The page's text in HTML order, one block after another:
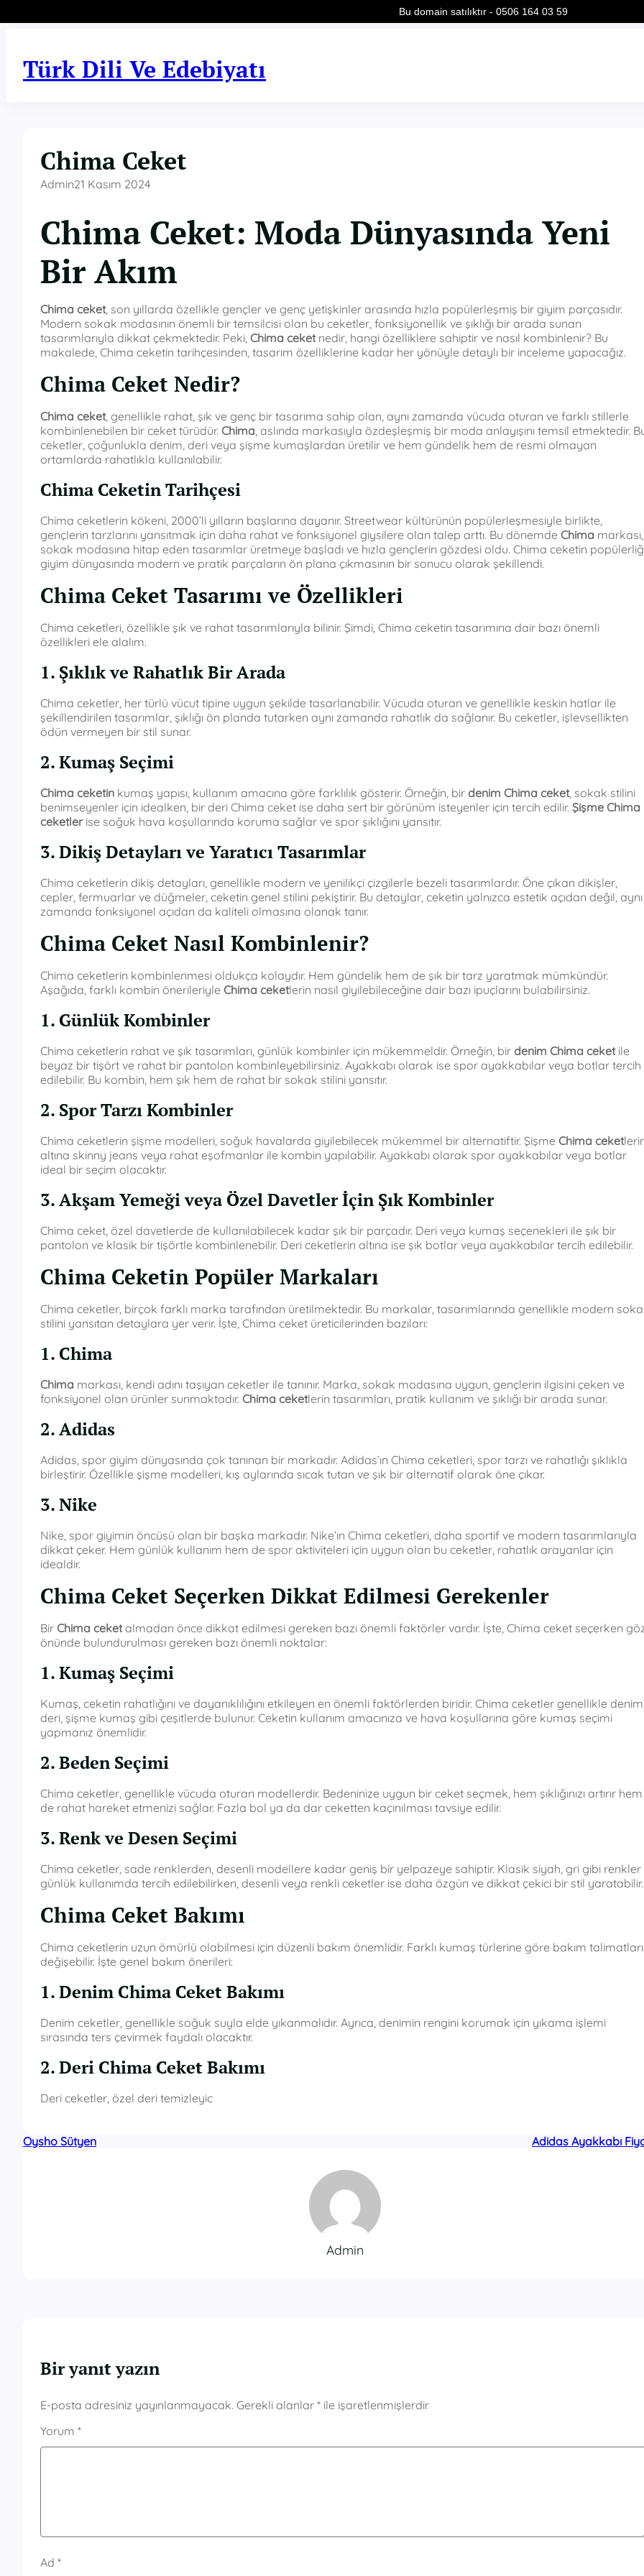
Türk Dili Ve Edebiyatı
Chima Ceket
Admin21 Kasım 2024
Chima Ceket: Moda Dünyasında Yeni
Bir Akım
Chima ceket, son yıllarda özellikle gençler ve genç yetişkinler arasında hızla popülerleşmiş bir giyim parçasıdır.
Modern sokak modasının önemli bir temsilcisi olan bu ceketler, fonksiyonellik ve şıklığı bir arada sunan
tasarımlarıyla dikkat çekmektedir. Peki, Chima ceketnedir, hangi özelliklere sahiptir ve nasıl kombinlenir? Bu
makalede, Chima ceketin tarihçesinden, tasarım özelliklerine kadar her yönüyle detaylı bir inceleme yapacağız.
Chima Ceket Nedir?
Chima ceket, genellikle rahat, şık ve genç bir tasarıma sahip olan, aynı zamanda vücuda oturan ve farklı stillerle
kombinlenebilen bir ceket türüdür. Chima, aslında markasıyla özdeşleşmiş bir moda anlayışını temsil etmektedir.
ceketler, çoğunlukla denim, deri veya şişme kumaşlardan üretilir ve hem gündelik hem de resmi olmayan
ortamlarda rahatlıkla kullanılabilir.
Chima Ceketin Tarihçesi
Chima ceketlerin kökeni, 2000’li yılların başlarına dayanır. Streetwear kültürünün popülerleşmesiyle birlikte,
gençlerin tarzlarını yansıtmak için daha rahat ve fonksiyonel giysilere olan talep arttı. Bu dönemde Chima markası,
sokak modasına hitap eden tasarımlar üretmeye başladı ve hızla gençlerin gözdesi oldu. Chima ceketin
giyim dünyasında modern ve pratik parçaların ön plana çıkmasının bir sonucu olarak şekillendi.
Chima Ceket Tasarımı ve Özellikleri
Chima ceketleri, özellikle şık ve rahat tasarımlarıyla bilinir. Şimdi, Chima ceketin tasarımına dair bazı önemli
özellikleri ele alalım.
1. Şıklık ve Rahatlık Bir Arada
Chima ceketler, her türlü vücut tipine uygun şekilde tasarlanabilir. Vücuda oturan ve genellikle keskin hatlar ile
şekillendirilen tasarımlar, şıklığı ön planda tutarken aynı zamanda rahatlık da sağlanır. Bu ceketler, işlevsellikten
ödün vermeyen bir stil sunar.
2. Kumaş Seçimi
Chima ceketin kumaş yapısı, kullanım amacına göre farklılık gösterir. Örneğin, bir denim Chima ceket, sokak stilini
benimseyenler için idealken, bir deri Chima ceket ise daha sert bir görünüm isteyenler için tercih edilir. Şişme Chima
ceketlerise soğuk hava koşullarında koruma sağlar ve spor şıklığını yansıtır.
3. Dikiş Detayları ve Yaratıcı Tasarımlar
Chima ceketlerin dikiş detayları, genellikle modern ve yenilikçi çizgilerle bezeli tasarımlardır. Öne çıkan dikişler,
cepler, fermuarlar ve düğmeler, ceketin genel stilini pekiştirir. Bu detaylar, ceketin yalnızca estetik açıdan değil, aynı
zamanda fonksiyonel açıdan da kaliteli olmasına olanak tanır.
Chima Ceket Nasıl Kombinlenir?
Chima ceketlerin kombinlenmesi oldukça kolaydır. Hem gündelik hem de şık bir tarz yaratmak mümkündür.
Aşağıda, farklı kombin önerileriyle Chima ceketlerin nasıl giyilebileceğine dair bazı ipuçlarını bulabilirsiniz.
1. Günlük Kombinler
Chima ceketlerin rahat ve şık tasarımları, günlük kombinler için mükemmeldir. Örneğin, bir denim Chima ceketile
beyaz bir tişört ve rahat bir pantolon kombinleyebilirsiniz. Ayakkabı olarak ise spor ayakkabılar veya botlar tercih
edilebilir. Bu kombin, hem şık hem de rahat bir sokak stilini yansıtır.
2. Spor Tarzı Kombinler
Chima ceketlerin şişme modelleri, soğuk havalarda giyilebilecek mükemmel bir alternatiftir. Şişme Chima ceket
altına skinny jeans veya rahat eşofmanlar ile kombin yapılabilir. Ayakkabı olarak spor ayakkabılar veya botlar
ideal bir seçim olacaktır.
3. Akşam Yemeği veya Özel Davetler İçin Şık Kombinler
Chima ceket, özel davetlerde de kullanılabilecek kadar şık bir parçadır. Deri veya kumaş seçenekleri ile şık bir
pantolon ve klasik bir tişörtle kombinlenebilir. Deri ceketlerin altına ise şık botlar veya ayakkabılar tercih edilebilir.
Chima Ceketin Popüler Markaları
Chima ceketler, birçok farklı marka tarafından üretilmektedir. Bu markalar, tasarımlarında genellikle modern
stilini yansıtan detaylara yer verir. İşte, Chima ceket üreticilerinden bazıları:
1. Chima
Chima markası, kendi adını taşıyan ceketler ile tanınır. Marka, sokak modasına uygun, gençlerin ilgisini çeken ve
fonksiyonel olan ürünler sunmaktadır. Chima ceketlerin tasarımları, pratik kullanım ve şıklığı bir arada sunar.
2. Adidas
Adidas, spor giyim dünyasında çok tanınan bir markadır. Adidas’ın Chima ceketleri, spor tarzı ve rahatlığı şıklıkla
birleştirir. Özellikle şişme modelleri, kış aylarında sıcak tutan ve şık bir alternatif olarak öne çıkar.
3. Nike
Nike, spor giyimin öncüsü olan bir başka markadır. Nike’ın Chima ceketleri, daha sportif ve modern tasarımlarıyla
dikkat çeker. Hem günlük kullanım hem de spor aktiviteleri için uygun olan bu ceketler, rahatlık arayanlar için
idealdir.
Chima Ceket Seçerken Dikkat Edilmesi Gerekenler
Bir Chima ceketalmadan önce dikkat edilmesi gereken bazı önemli faktörler vardır. İşte, Chima ceket seçerken
önünde bulundurulması gereken bazı önemli noktalar:
1. Kumaş Seçimi
Kumaş, ceketin rahatlığını ve dayanıklılığını etkileyen en önemli faktörlerden biridir. Chima ceketler genellikle
deri, şişme kumaş gibi çeşitlerde bulunur. Ceketin kullanım amacınıza ve hava koşullarına göre kumaş seçimi
yapmanız önemlidir.
2. Beden Seçimi
Chima ceketler, genellikle vücuda oturan modellerdir. Bedeninize uygun bir ceket seçmek, hem şıklığınızı artırır hem
de rahat hareket etmenizi sağlar. Fazla bol ya da dar ceketten kaçınılması tavsiye edilir.
3. Renk ve Desen Seçimi
Chima ceketler, sade renklerden, desenli modellere kadar geniş bir yelpazeye sahiptir. Klasik siyah, gri gibi renkler
günlük kullanımda tercih edilebilirken, desenli veya renkli ceketler ise daha özgün ve dikkat çekici bir stil yaratabilir.
Chima Ceket Bakımı
Chima ceketlerin uzun ömürlü olabilmesi için düzenli bakım önemlidir. Farklı kumaş türlerine göre bakım talimatları
değişebilir. İşte genel bakım önerileri:
1. Denim Chima Ceket Bakımı
Denim ceketler, genellikle soğuk suyla elde yıkanmalıdır. Ayrıca, denimin rengini korumak için yıkama işlemi
sırasında ters çevirmek faydalı olacaktır.
2. Deri Chima Ceket Bakımı
Deri ceketler, özel deri temizleyic
Oysho Sütyen Adidas Ayakkabı
Admin
Bir yanıt yazın
E-posta adresiniz yayınlanmayacak. Gerekli alanlar * ile işaretlenmişlerdir
Yorum *
Ad *
Bu domain satılıktır - 0506 164 03 59